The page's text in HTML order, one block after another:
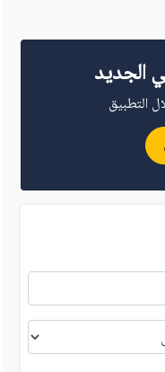
الجديد
التطبيق